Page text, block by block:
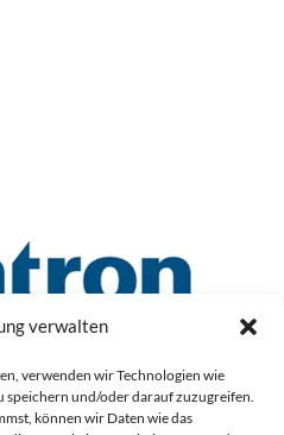
verwalten
verwenden wir Technologien wie
speichern und/oder darauf zuzugreifen.
können wir Daten wie das